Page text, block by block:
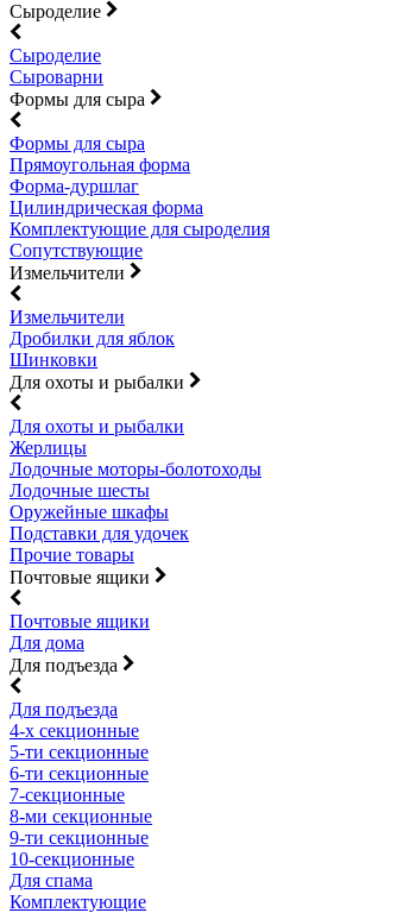
Сыроделие
Сыроделие
Сыроварни
Формы для сыра
Формы для сыра
Прямоугольная форма
Форма-дуршлаг
Цилиндрическая форма
Комплектующие для сыроделия
Сопутствующие
Измельчители
Измельчители
Дробилки для яблок
Шинковки
Для охоты и рыбалки
Для охоты и рыбалки
Жерлицы
Лодочные моторы-болотоходы
Лодочные шесты
Оружейные шкафы
Подставки для удочек
Прочие товары
Почтовые ящики
Почтовые ящики
Для дома
Для подъезда
Для подъезда
4-х секционные
5-ти секционные
6-ти секционные
7-секционные
8-ми секционные
9-ти секционные
10-секционные
Для спама
Комплектующие